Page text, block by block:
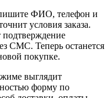
ФИО, телефон и
условия заказа.
подтверждение
СМС. Теперь останется
покупке.
выглядит
форму по